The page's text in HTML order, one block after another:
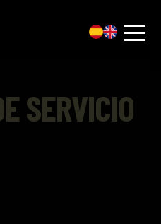
SERVICIO